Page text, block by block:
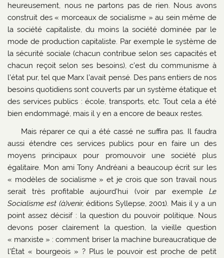
heureusement, nous ne partons pas de rien. Nous avons
construit des « morceaux de socialisme » au sein même de
la société capitaliste, du moins la société dominée par le
mode de production capitaliste. Par exemple le système de
la sécurité sociale (chacun contribue selon ses capacités et
chacun reçoit selon ses besoins), c’est du communisme à
l’état pur, tel que Marx l’avait pensé. Des pans entiers de nos
besoins quotidiens sont couverts par un système étatique et
des services publics : école, transports, etc. Tout cela a été
bien endommagé, mais il y en a encore de beaux restes.
Mais réparer ce qui a été cassé ne suffira pas. Il faudra
aussi étendre ces services publics pour en faire un des
moyens principaux pour promouvoir une société plus
égalitaire. Mon ami Tony Andréani a beaucoup écrit sur les
« modèles de socialisme » et je crois que son travail nous
serait très profitable aujourd’hui (voir par exemple Le
Socialisme est (à)venir,éditions Syllepse, 2001). Mais il y a un
point assez décisif : la question du pouvoir politique. Nous
devons poser clairement la question, la vieille question
« marxiste » : comment briser la machine bureaucratique de
l’État « bourgeois » ? Plus le pouvoir est proche de petit